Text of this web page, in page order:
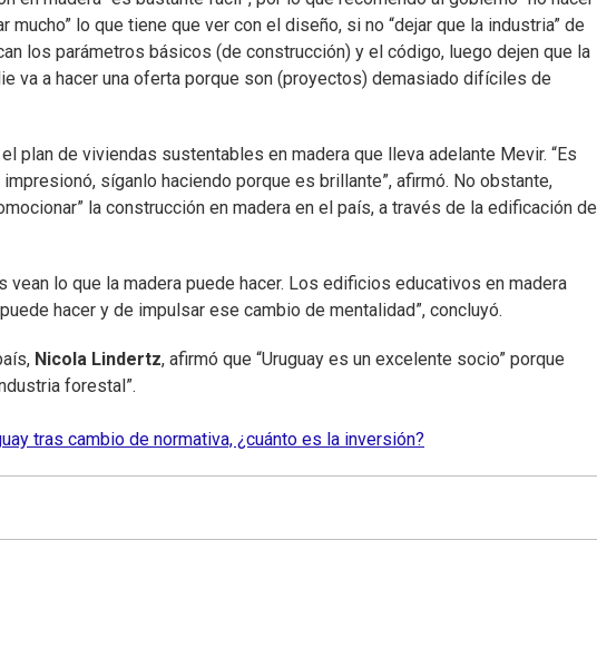
lo que tiene que ver con el diseño, si no “dejar que la industria” de
los parámetros básicos (de construcción) y el código, luego dejen que la
va a hacer una oferta porque son (proyectos) demasiado difíciles de
plan de viviendas sustentables en madera que lleva adelante Mevir. “Es
síganlo haciendo porque es brillante”, afirmó. No obstante,
la construcción en madera en el país, a través de la edificación de
vean lo que la madera puede hacer. Los edificios educativos en madera
hacer y de impulsar ese cambio de mentalidad”, concluyó.
Nicola Lindertz, afirmó que “Uruguay es un excelente socio” porque
forestal”.
tras cambio de normativa, ¿cuánto es la inversión?